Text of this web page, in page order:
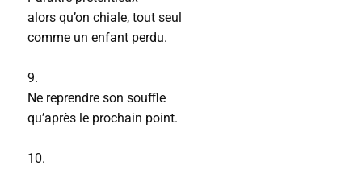
alors qu’on chiale, tout seul
comme un enfant perdu.
9.
Ne reprendre son souffle
qu’après le prochain point.
10.